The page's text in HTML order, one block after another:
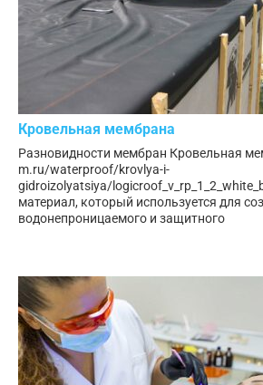
Кровельная мембрана
Разновидности мембран Кровельная
m.ru/waterproof/krovlya-i-
gidroizolyatsiya/
материал, который используется для
водонепроницаемого и защитного